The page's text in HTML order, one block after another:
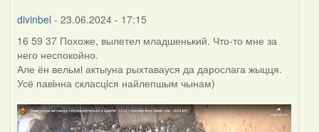
divinbel - 23.06.2024 - 17:15
16 59 37 Похоже, вылетел младшенький. Что-то мне за
него неспокойно.
Але ён вельмi актыуна рыхтавауся да дарослага жыцця.
Усё павiнна скласцiся найлепшым чынам)